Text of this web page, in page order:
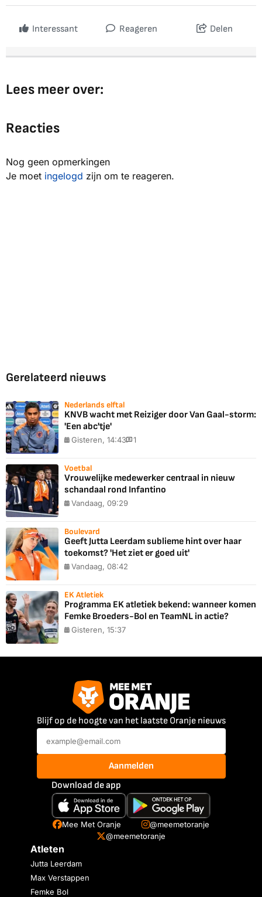
Interessant Reageren Delen
Lees meer over:
Reacties
Nog geen opmerkingen
Je moet ingelogd zijn om te reageren.
Gerelateerd nieuws
Nederlands elftal
KNVB wacht met Reiziger door Van Gaal-storm:
'Een abc'tje'
Gisteren, 14:43 1
Voetbal
Vrouwelijke medewerker centraal in nieuw
schandaal rond Infantino
Vandaag, 09:29
Boulevard
Geeft Jutta Leerdam sublieme hint over haar
toekomst? 'Het ziet er goed uit'
Vandaag, 08:42
EK Atletiek
Programma EK atletiek bekend: wanneer komen
Femke Broeders-Bol en TeamNL in actie?
Gisteren, 15:37
Blijf op de hoogte van het laatste Oranje nieuws
Aanmelden
Download de app
Mee Met Oranje
@meemetoranje
@meemetoranje
Atleten
Jutta Leerdam
Max Verstappen
Femke Bol